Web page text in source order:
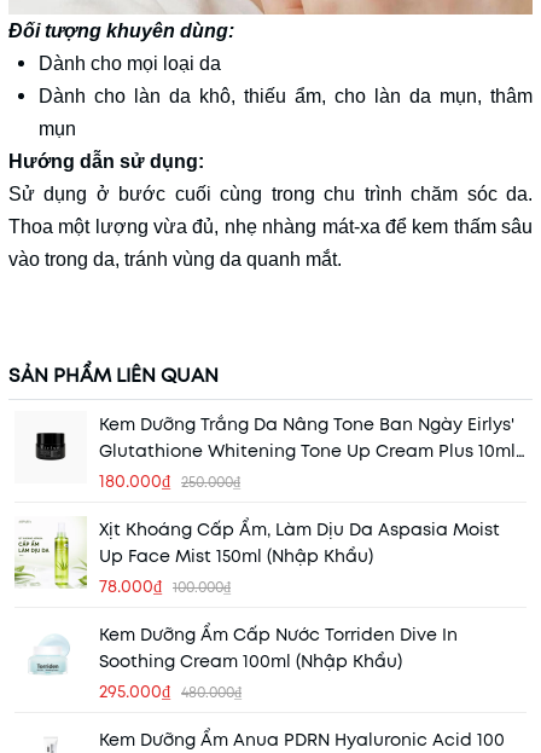
Đối tượng khuyên dùng:
Dành cho mọi loại da
Dành cho làn da khô, thiếu ẩm, cho làn da mụn, thâm
mụn
Hướng dẫn sử dụng:
Sử dụng ở bước cuối cùng trong chu trình chăm sóc da.
Thoa một lượng vừa đủ, nhẹ nhàng mát-xa để kem thấm sâu
vào trong da, tránh vùng da quanh mắt.
SẢN PHẨM LIÊN QUAN
Kem Dưỡng Trắng Da Nâng Tone Ban Ngày Eirlys'
Glutathione Whitening Tone Up Cream Plus 10ml
(Hộp Đen) (Nhập Khẩu)
180.000₫ 250.000₫
Xịt Khoáng Cấp Ẩm, Làm Dịu Da Aspasia Moist
Up Face Mist 150ml (Nhập Khẩu)
78.000₫ 100.000₫
Kem Dưỡng Ẩm Cấp Nước Torriden Dive In
Soothing Cream 100ml (Nhập Khẩu)
295.000₫ 480.000₫
Kem Dưỡng Ẩm Anua PDRN Hyaluronic Acid 100